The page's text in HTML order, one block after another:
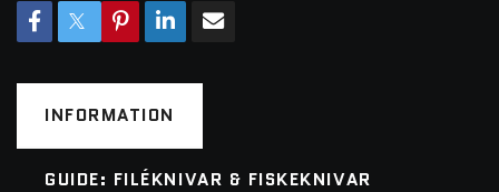
INFORMATION
GUIDE: FILÉKNIVAR & FISKEKNIVAR